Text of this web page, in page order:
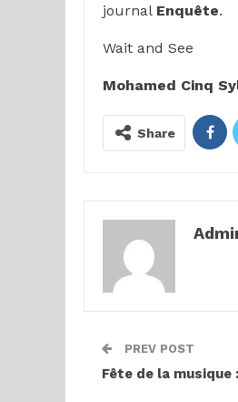
journal Enquête.
Wait and See
Mohamed Cinq
Share
PREV POST
Fête de la musique